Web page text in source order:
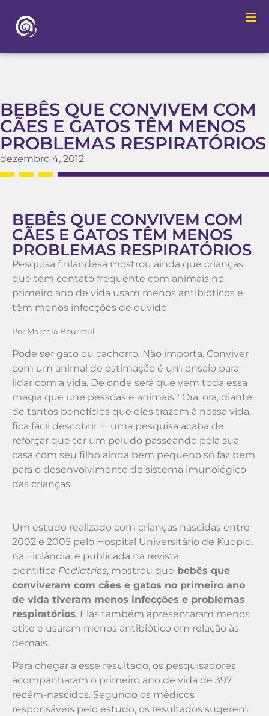
BEBÊS QUE CONVIVEM COM
CÃES E GATOS TÊM MENOS
PROBLEMAS RESPIRATÓRIOS
dezembro 4, 2012
BEBÊS QUE CONVIVEM COM
CÃES E GATOS TÊM MENOS
PROBLEMAS RESPIRATÓRIOS
Pesquisa finlandesa mostrou ainda que crianças
que têm contato frequente com animais no
primeiro ano de vida usam menos antibióticos e
têm menos infecções de ouvido
Por Marcela Bourroul
Pode ser gato ou cachorro. Não importa. Conviver
com um animal de estimação é um ensaio para
lidar com a vida. De onde será que vem toda essa
magia que une pessoas e animais? Ora, ora, diante
de tantos benefícios que eles trazem à nossa vida,
fica fácil descobrir. E uma pesquisa acaba de
reforçar que ter um peludo passeando pela sua
casa com seu filho ainda bem pequeno só faz bem
para o desenvolvimento do sistema imunológico
das crianças.
Um estudo realizado com crianças nascidas entre
2002 e 2005 pelo Hospital Universitário de Kuopio,
na Finlândia, e publicada na revista
científica Pediatrics, mostrou que bebês que
conviveram com cães e gatos no primeiro ano
de vida tiveram menos infecções e problemas
respiratórios. Elas também apresentaram menos
otite e usaram menos antibiótico em relação às
demais.
Para chegar a esse resultado, os pesquisadores
acompanharam o primeiro ano de vida de 397
recém-nascidos. Segundo os médicos
responsáveis pelo estudo, os resultados sugerem